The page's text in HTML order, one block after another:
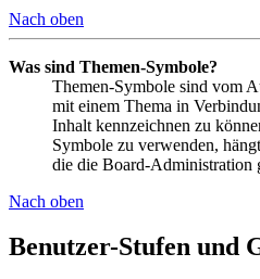
Nach oben
Was sind Themen-Symbole?
Themen-Symbole sind vom
mit einem Thema in
Inhalt kennzeichnen zu
Symbole zu verwenden,
die die Board-Administration
Nach oben
Benutzer-Stufen und